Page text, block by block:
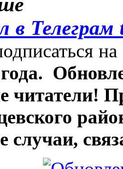
в Телеграм
читатели!
случаи,